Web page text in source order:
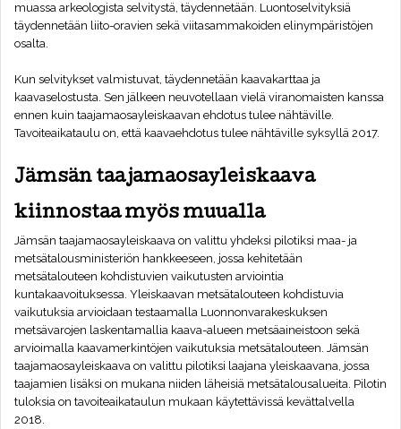
muassa arkeologista selvitystä, täydennetään. Luontoselvityksiä
täydennetään liito-oravien sekä viitasammakoiden elinympäristöjen
osalta.
Kun selvitykset valmistuvat, täydennetään kaavakarttaa ja
kaavaselostusta. Sen jälkeen neuvotellaan vielä viranomaisten kanssa
ennen kuin taajamaosayleiskaavan ehdotus tulee nähtäville.
Tavoiteaikataulu on, että kaavaehdotus tulee nähtäville syksyllä 2017.
Jämsän taajamaosayleiskaava
kiinnostaa myös muualla
Jämsän taajamaosayleiskaava on valittu yhdeksi pilotiksi maa- ja
metsätalousministeriön hankkeeseen, jossa kehitetään
metsätalouteen kohdistuvien vaikutusten arviointia
kuntakaavoituksessa. Yleiskaavan metsätalouteen kohdistuvia
vaikutuksia arvioidaan testaamalla Luonnonvarakeskuksen
metsävarojen laskentamallia kaava-alueen metsäaineistoon sekä
arvioimalla kaavamerkintöjen vaikutuksia metsätalouteen. Jämsän
taajamaosayleiskaava on valittu pilotiksi laajana yleiskaavana, jossa
taajamien lisäksi on mukana niiden läheisiä metsätalousalueita. Pilotin
tuloksia on tavoiteaikataulun mukaan käytettävissä kevättalvella
2018.